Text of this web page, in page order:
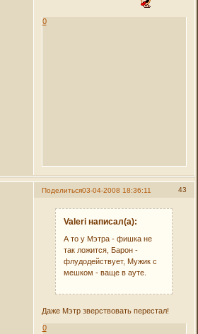
0
Поделиться 43
03-04-2008 18:36:11
Valeri написал(а):
А то у Мэтра - фишка не
так ложится, Барон -
флудодействует, Мужик с
мешком - ваще в ауте.
Даже Мэтр зверствовать перестал!
0